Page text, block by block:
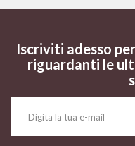
Iscriviti adesso
riguardanti le